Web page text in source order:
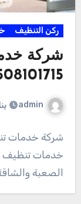
ركن التنظيف
شركة
admin
خدمات تنظيف
الصعبة